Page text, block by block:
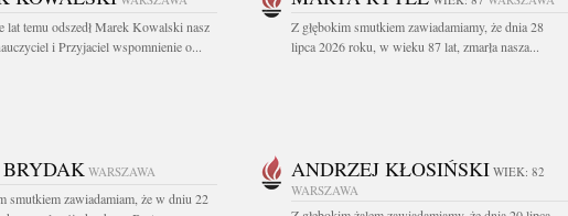
lat temu odszedł Marek Kowalski nasz
i Przyjaciel wspomnienie o...
Z głębokim smutkiem zawiadamiamy, że dnia 28
lipca 2026 roku, w wieku 87 lat, zmarła nasza...
WARSZAWA
smutkiem zawiadamiam, że w dniu 22
ANDRZEJ KŁOSIŃSKI WIEK: 82
WARSZAWA